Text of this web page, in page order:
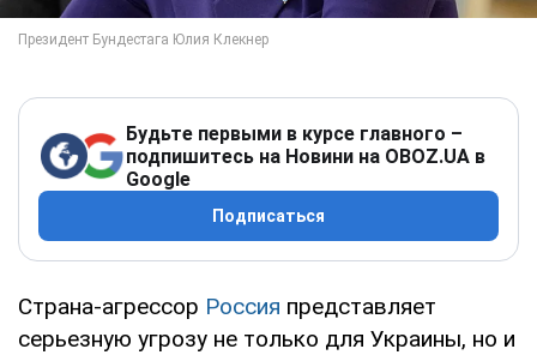
Будьте первыми в курсе главного –
подпишитесь на Новини на OBOZ.UA в
Google
Подписаться
Страна-агрессор Россия представляет
серьезную угрозу не только для Украины, но и